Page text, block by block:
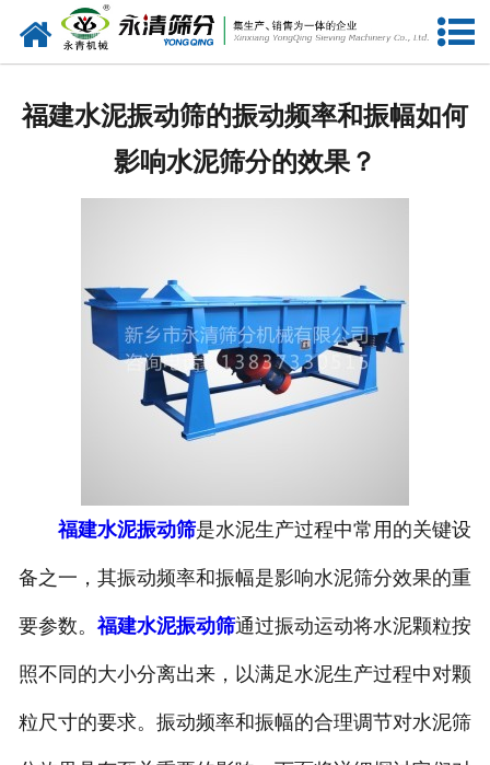
网站首页
产品中心
服务准则
视频中心
福建水泥振动筛的振动频率和振幅如何
影响水泥筛分的效果？
福建水泥振动筛是水泥生产过程中常用的关键设
备之一，其振动频率和振幅是影响水泥筛分效果的重
要参数。 福建水泥振动筛通过振动运动将水泥颗粒按
照不同的大小分离出来，以满足水泥生产过程中对颗
粒尺寸的要求。振动频率和振幅的合理调节对水泥筛